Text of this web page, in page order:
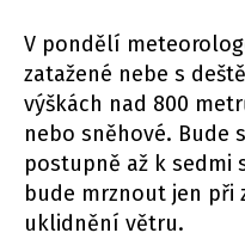
V pondělí
zatažené nebe s
výškách nad 800
nebo sněhové. Bude
postupně až k sedmi
bude mrznout jen při
uklidnění větru.